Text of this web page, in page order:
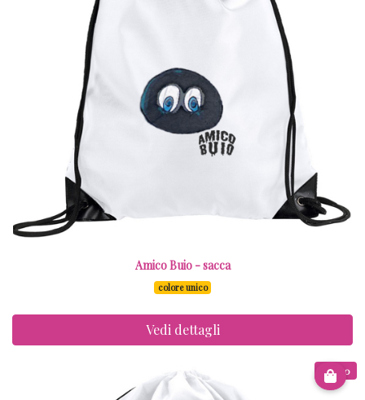
Amico Buio - sacca
colore unico
Vedi dettagli
€ 8.00